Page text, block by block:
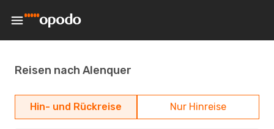
Reisen nach Alenquer
Hin- und Rückreise Nur Hinreise